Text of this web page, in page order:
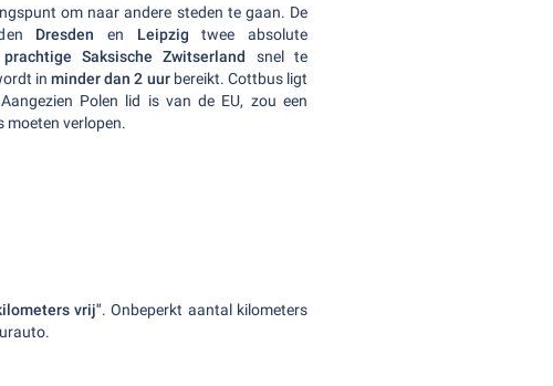
om naar andere steden te gaan. De
Dresden en Leipzig twee absolute
prachtige Saksische Zwitserland snel te
inminder dan 2 uurbereikt. Cottbus ligt
Polen lid is van de EU, zou een
moeten verlopen.
vrij". Onbeperkt aantal kilometers